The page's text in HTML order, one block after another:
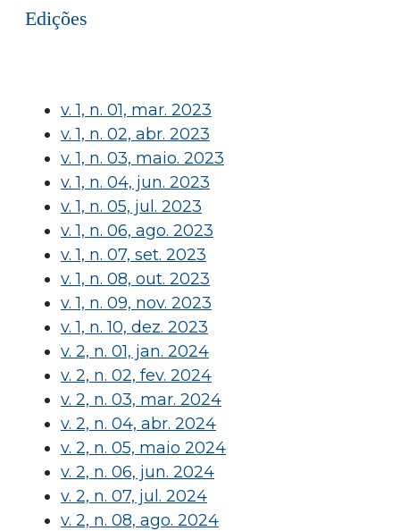
Edições
v. 1, n. 01, mar. 2023
v. 1, n. 02, abr. 2023
v. 1, n. 03, maio. 2023
v. 1, n. 04, jun. 2023
v. 1, n. 05, jul. 2023
v. 1, n. 06, ago. 2023
v. 1, n. 07, set. 2023
v. 1, n. 08, out. 2023
v. 1, n. 09, nov. 2023
v. 1, n. 10, dez. 2023
v. 2, n. 01, jan. 2024
v. 2, n. 02, fev. 2024
v. 2, n. 03, mar. 2024
v. 2, n. 04, abr. 2024
v. 2, n. 05, maio 2024
v. 2, n. 06, jun. 2024
v. 2, n. 07, jul. 2024
v. 2, n. 08, ago. 2024